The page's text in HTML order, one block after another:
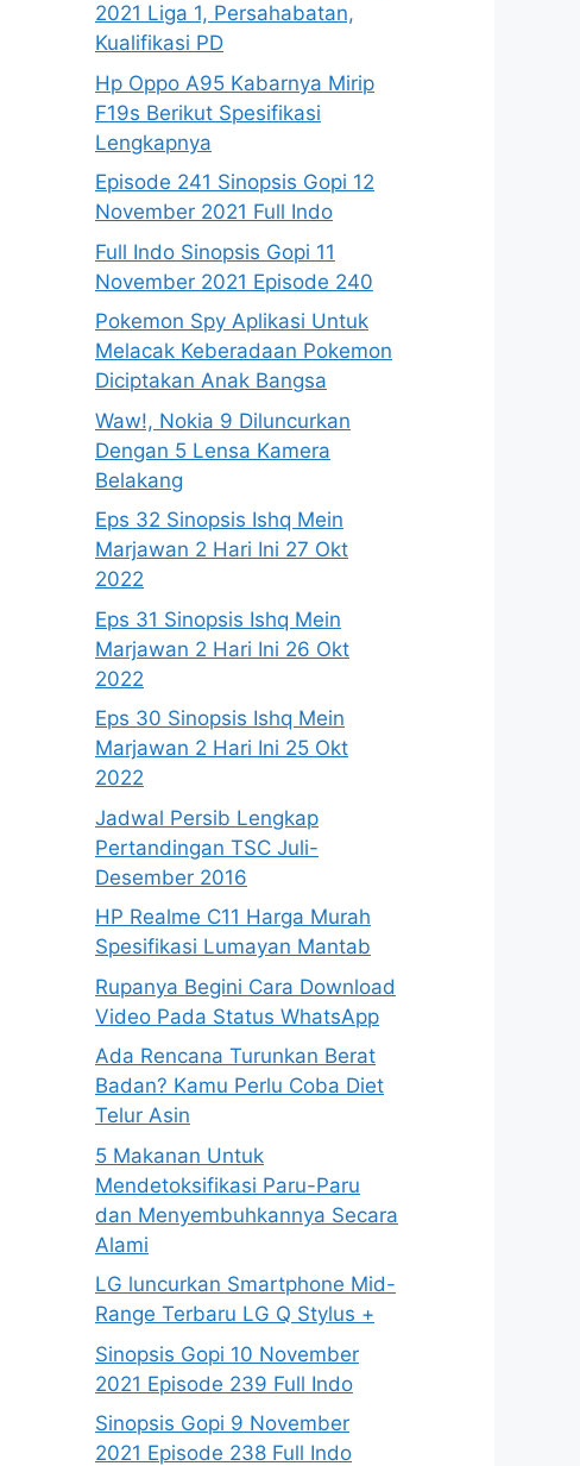
2021 Liga 1, Persahabatan,
Kualifikasi PD
Hp Oppo A95 Kabarnya Mirip
F19s Berikut Spesifikasi
Lengkapnya
Episode 241 Sinopsis Gopi 12
November 2021 Full Indo
Full Indo Sinopsis Gopi 11
November 2021 Episode 240
Pokemon Spy Aplikasi Untuk
Melacak Keberadaan Pokemon
Diciptakan Anak Bangsa
Waw!, Nokia 9 Diluncurkan
Dengan 5 Lensa Kamera
Belakang
Eps 32 Sinopsis Ishq Mein
Marjawan 2 Hari Ini 27 Okt
2022
Eps 31 Sinopsis Ishq Mein
Marjawan 2 Hari Ini 26 Okt
2022
Eps 30 Sinopsis Ishq Mein
Marjawan 2 Hari Ini 25 Okt
2022
Jadwal Persib Lengkap
Pertandingan TSC Juli-
Desember 2016
HP Realme C11 Harga Murah
Spesifikasi Lumayan Mantab
Rupanya Begini Cara Download
Video Pada Status WhatsApp
Ada Rencana Turunkan Berat
Badan? Kamu Perlu Coba Diet
Telur Asin
5 Makanan Untuk
Mendetoksifikasi Paru-Paru
dan Menyembuhkannya Secara
Alami
LG luncurkan Smartphone Mid-
Range Terbaru LG Q Stylus +
Sinopsis Gopi 10 November
2021 Episode 239 Full Indo
Sinopsis Gopi 9 November
2021 Episode 238 Full Indo